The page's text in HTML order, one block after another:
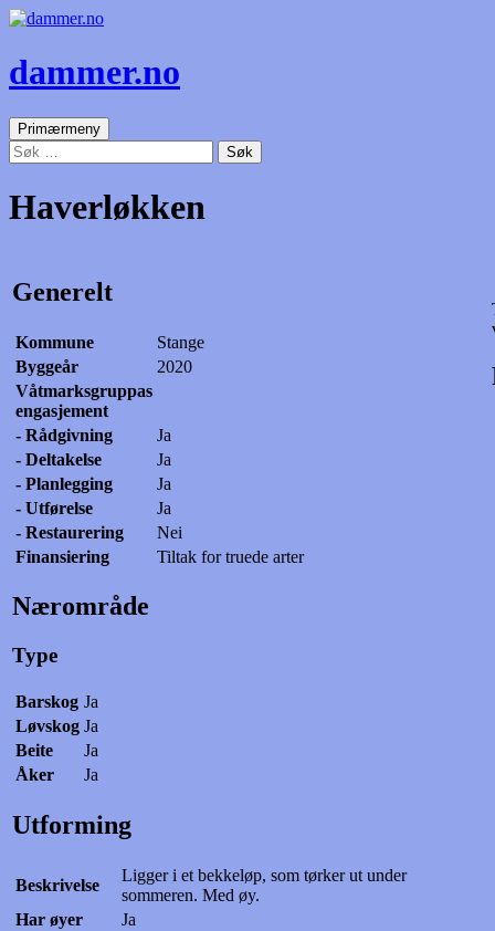
dammer.no
SøkPrimærmeny Gå
til
innhold
Søk
etter:
Haverløkken
Generelt
Kommune
Stange
Byggeår
2020
Våtmarksgruppas
engasjement
- Rådgivning
Ja
- Deltakelse
Ja
- Planlegging
Ja
- Utførelse
Ja
- Restaurering
Nei
Finansiering
Tiltak for truede arter
Nærområde
Type
Barskog Ja
Løvskog Ja
Beite
Ja
Åker
Ja
Utforming
Beskrivelse
Ligger i et bekkeløp, som tørker ut under
sommeren. Med øy.
Har øyer
Ja